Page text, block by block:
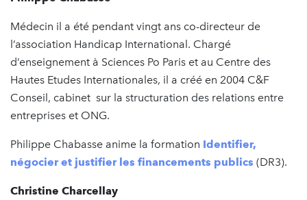
Médecin il a été pendant vingt ans co-directeur de
l’association Handicap International. Chargé
d’enseignement à Sciences Po Paris et au Centre des
Hautes Etudes Internationales, il a créé en 2004 C&F
Conseil, cabinet sur la structuration des relations entre
entreprises et ONG.
Philippe Chabasse anime la formation Identifier,
négocier et justifier les financements publics (DR3).
Christine Charcellay